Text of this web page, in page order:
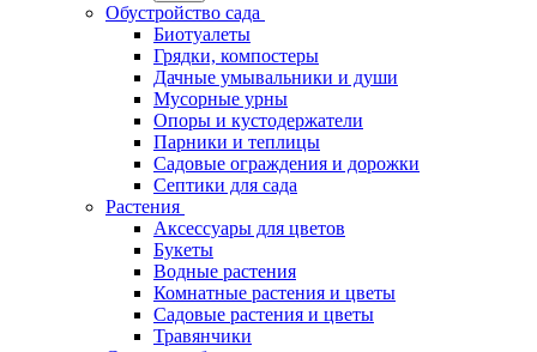
Обустройство сада
Биотуалеты
Грядки, компостеры
Дачные умывальники и души
Мусорные урны
Опоры и кустодержатели
Парники и теплицы
Садовые ограждения и дорожки
Септики для сада
Растения
Аксессуары для цветов
Букеты
Водные растения
Комнатные растения и цветы
Садовые растения и цветы
Травянчики